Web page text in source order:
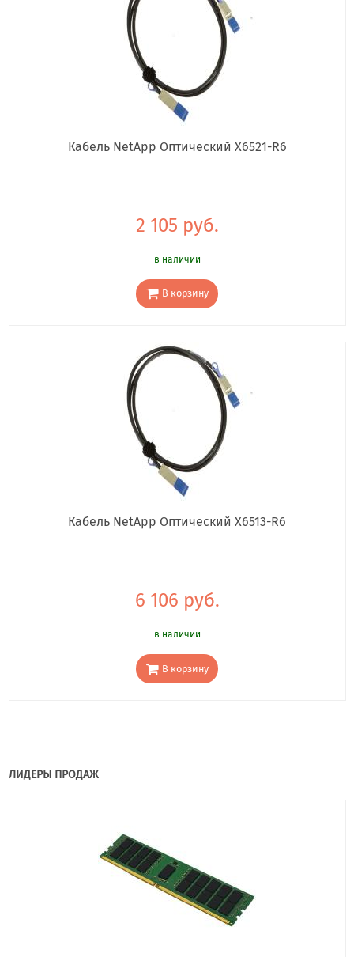
Кабель NetApp Оптический X6521-R6
2 105 руб.
в наличии
В корзину
Кабель NetApp Оптический X6513-R6
6 106 руб.
в наличии
В корзину
ЛИДЕРЫ ПРОДАЖ